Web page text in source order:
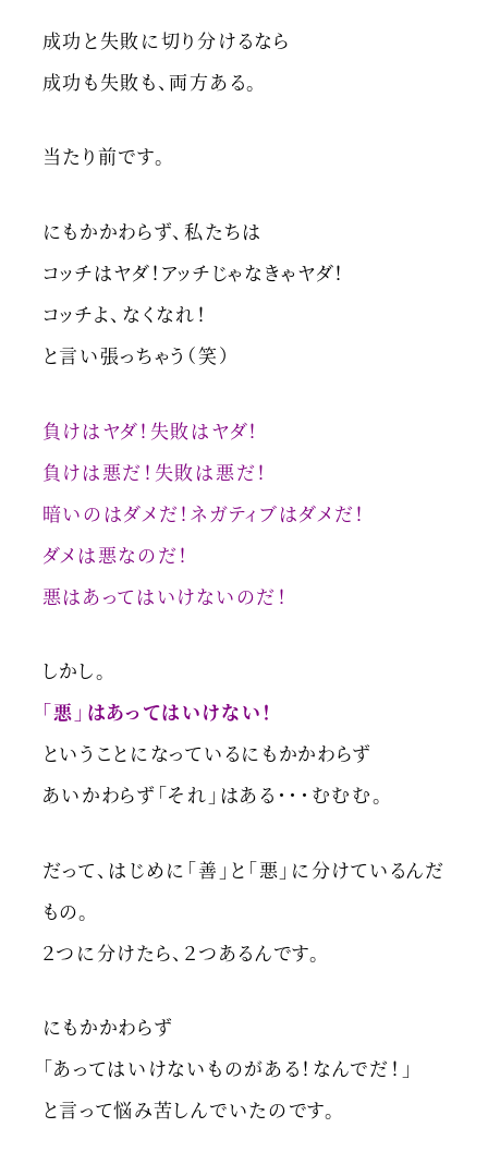
成功と失敗に切り分けるなら
成功も失敗も、両方ある。
当たり前です。
にもかかわらず、私たちは
コッチはヤダ！アッチじゃなきゃヤダ！
コッチよ、なくなれ！
と言い張っちゃう（笑）
負けはヤダ！失敗はヤダ！
負けは悪だ！失敗は悪だ！
暗いのはダメだ！ネガティブはダメだ！
ダメは悪なのだ！
悪はあってはいけないのだ！
しかし。
「悪」はあってはいけない！
ということになっているにもかかわらず
あいかわらず「それ」はある・・・むむむ。
だって、はじめに「善」と「悪」に分けているんだ
もの。
２つに分けたら、２つあるんです。
にもかかわらず
「あってはいけないものがある！なんでだ！」
と言って悩み苦しんでいたのです。